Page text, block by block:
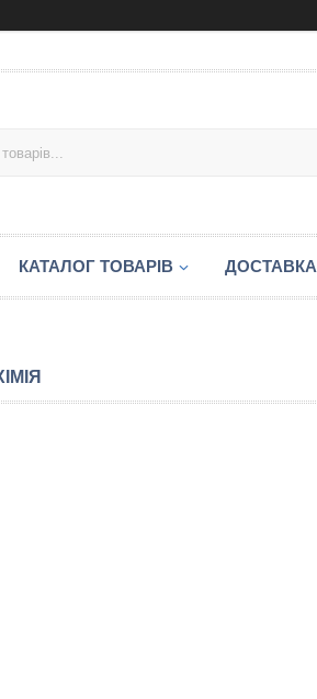
КАТАЛОГ ТОВАРІВ ДОСТАВКА